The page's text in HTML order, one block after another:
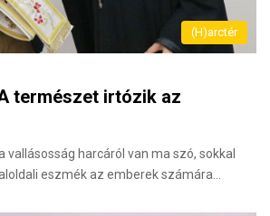
(H)arctér
természet irtózik az
vallásosság harcáról van ma szó, sokkal
eszmék az emberek számára…